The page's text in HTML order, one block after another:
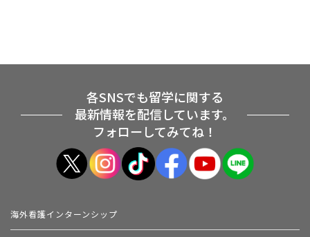
各SNSでも留学に関する
最新情報を配信しています。
フォローしてみてね！
海外看護インターンシップ